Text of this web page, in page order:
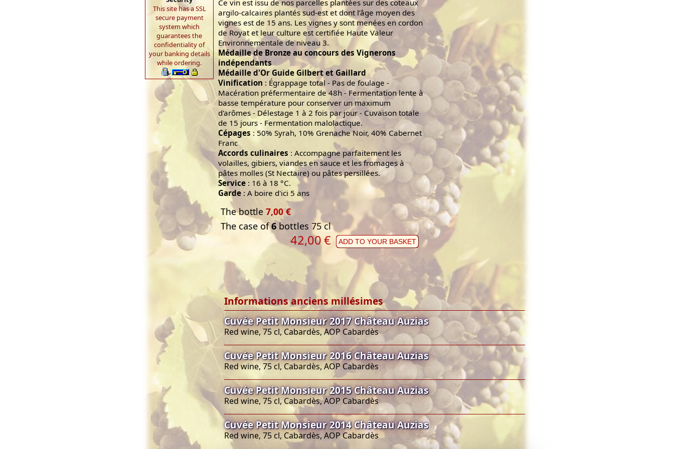
This site has a SSL
secure payment
system which
guarantees the
confidentiality of
your banking details
while ordering.
Ce vin est issu de nos parcelles plantées sur des coteaux
argilo-calcaires plantés sud-est et dont l’âge moyen des
vignes est de 15 ans. Les vignes y sont menées en cordon
de Royat et leur culture est certifiée Haute Valeur
Environnementale de niveau 3.
Médaille de Bronze au concours des Vignerons
indépendants
Médaille d'Or Guide Gilbert et Gaillard
Vinification : Égrappage total - Pas de foulage -
Macération préfermentaire de 48h - Fermentation lente à
basse température pour conserver un maximum
d'arômes - Délestage 1 à 2 fois par jour - Cuvaison totale
de 15 jours - Fermentation malolactique.
Cépages : 50% Syrah, 10% Grenache Noir, 40% Cabernet
Franc
Accords culinaires : Accompagne parfaitement les
volailles, gibiers, viandes en sauce et les fromages à
pâtes molles (St Nectaire) ou pâtes persillées.
Service : 16 à 18 °C.
Garde : A boire d'ici 5 ans
The bottle 7,00 €
The case of6 bottles 75 cl
42,00€ ADD TO YOUR BASKET
Informations anciens millésimes
Cuvée Petit Monsieur 2017 Château Auzias
Red wine, 75 cl, Cabardès, AOP Cabardès
Cuvée Petit Monsieur 2016 Château Auzias
Red wine, 75 cl, Cabardès, AOP Cabardès
Cuvée Petit Monsieur 2015 Château Auzias
Red wine, 75 cl, Cabardès, AOP Cabardès
Cuvée Petit Monsieur 2014 Château Auzias
Red wine, 75 cl, Cabardès, AOP Cabardès